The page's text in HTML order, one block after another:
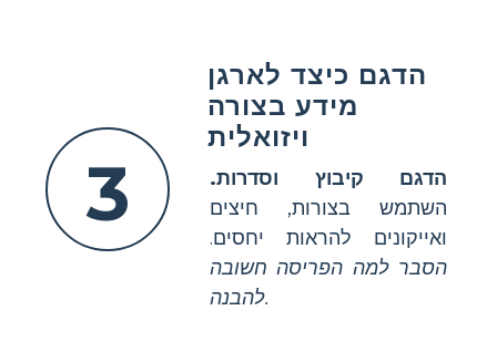
3
הדגם כיצד לארגן
מידע בצורה
ויזואלית
הדגם קיבוץ וסדרות.
השתמש בצורות, חיצים
ואייקונים להראות יחסים.
הסבר למה הפריסה חשובה
להבנה.